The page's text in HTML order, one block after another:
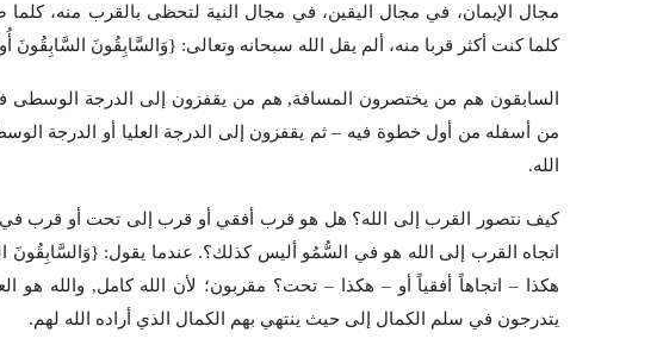
مجال الإيمان، في مجال اليقين، في مجال النية لتحظى بالقرب منه،
كلما كنت أكثر قربا منه، ألم يقل الله سبحانه وتعالى: {وَالسَّابِقُونَ السَّابِقُونَ
السابقون هم من يختصرون المسافة, هم من يقفزون إلى الدرجة الوسطى
من أسفله من أول خطوة فيه – ثم يقفزون إلى الدرجة العليا أو الدرجة
الله.
كيف نتصور القرب إلى الله؟ هل هو قرب أفقي أو قرب إلى تحت أو قرب في
اتجاه القرب إلى الله هو في السُّمُو أليس كذلك؟. عندما يقول: {وَالسَّابِقُونَ
هكذا – اتجاهاً أفقياً أو – هكذا – تحت؟ مقربون؛ لأن الله كامل, والله هو
يتدرجون في سلم الكمال إلى حيث ينتهي بهم الكمال الذي أراده الله لهم.